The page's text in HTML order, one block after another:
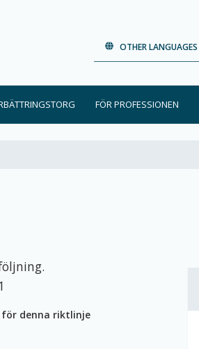
OTHER LANGUAGES
FÖR PROFESSIONEN
för denna riktlinje